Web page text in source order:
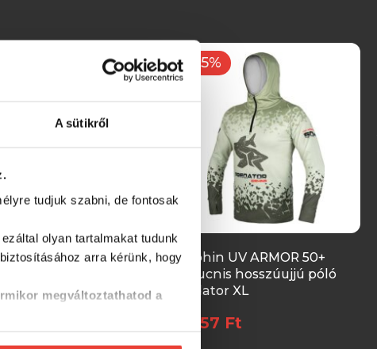
A sütikről
tudjuk szabni, de fontosak
olyan tartalmakat tudunk
arra kérünk, hogy
megváltoztathatod a
UV ARMOR 50+
-15%
Delphin UV ARMOR 50+
Kapucnis hosszúujjú póló
Predator XL
11 357 Ft